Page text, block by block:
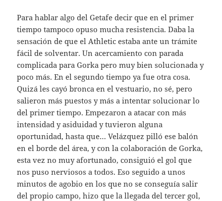
Para hablar algo del Getafe decir que en el primer
tiempo tampoco opuso mucha resistencia. Daba la
sensación de que el Athletic estaba ante un trámite
fácil de solventar. Un acercamiento con parada
complicada para Gorka pero muy bien solucionada y
poco más. En el segundo tiempo ya fue otra cosa.
Quizá les cayó bronca en el vestuario, no sé, pero
salieron más puestos y más a intentar solucionar lo
del primer tiempo. Empezaron a atacar con más
intensidad y asiduidad y tuvieron alguna
oportunidad, hasta que… Velázquez pilló ese balón
en el borde del área, y con la colaboración de Gorka,
esta vez no muy afortunado, consiguió el gol que
nos puso nerviosos a todos. Eso seguido a unos
minutos de agobio en los que no se conseguía salir
del propio campo, hizo que la llegada del tercer gol,